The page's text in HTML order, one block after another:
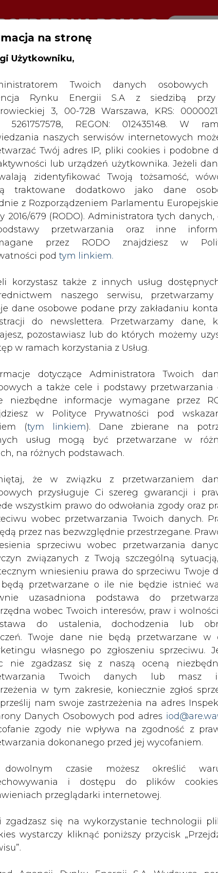
ZMIANY KADROWE NA RYNKU
na stronę
Użytkowniku,
Twoich danych osobowych
Rynku Energii S.A z siedzibą
3, 00-728 Warszawa, KRS:
5261757578, REGON: 012435148. W
naszych serwisów internetowych
Twój adres IP, pliki cookies i podobne
lub urządzeń użytkownika. Jeżeli
zidentyfikować Twoją tożsamość,
traktowane dodatkowo jako dane
z Rozporządzeniem Parlamentu
2016/679 (RODO). Administratora tych danych,
przetwarzania oraz inne
przez RODO znajdziesz w
pod tym linkiem.
korzystasz także z innych usług
naszego serwisu,
dane osobowe podane przy zakładaniu
do newslettera. Przetwarzamy dane,
pozostawiasz lub do których możemy
w ramach korzystania z Usług.
dotyczące Administratora Twoich
a także cele i podstawy przetwarzania
niezbędne informacje wymagane przez
w Polityce Prywatności pod
(tym linkiem). Dane zbierane na
usług mogą być przetwarzane w
na różnych podstawach.
że w związku z przetwarzaniem
przysługuje Ci szereg gwarancji i
wszystkim prawo do odwołania zgody oraz
wobec przetwarzania Twoich danych.
przez nas bezwzględnie przestrzegane.
sprzeciwu wobec przetwarzania
związanych z Twoją szczególną
wniesieniu prawa do sprzeciwu Twoje
przetwarzane o ile nie będzie istnieć
uzasadniona podstawa do
wobec Twoich interesów, praw i
do ustalenia, dochodzenia lub
Twoje dane nie będą przetwarzane w
własnego po zgłoszeniu sprzeciwu.
nie zgadzasz się z naszą oceną
Twoich danych lub masz
w tym zakresie, koniecznie zgłoś
prześlij nam swoje zastrzeżenia na adres
Danych Osobowych pod adres
zgody nie wpływa na zgodność z
dokonanego przed jej wycofaniem.
czasie możesz określić
i dostępu do plików
przeglądarki internetowej.
zgadzasz się na wykorzystanie technologii
wystarczy kliknąć poniższy przycisk
instalacja w Kozienicach
drukuj skomentuj udostępnij :
instalacji odsiarczającej
unijnych w zakresie ochrony
elektrownię prawie 60 mln USD i jest
elektroenergetyce. Instalację dla bloku 500
spółkami Hitachi i Tomen.
Fortum dotyczył dostawy urządzeń,
eksploatacji oraz szkolenia dla personelu i
mokrego odsiarczania spalin
spaliny z jednego bloku 500 MW,
emitowanych spalin i odprowadzanych
na szeroką skalę proekologiczne
wymogów Unii Europejskiej w
Artykuł powstał bez wsparcia narzędzi sztucznej
inteligencji. Wydawca portalu CIRE zgadza się na
publikacji do szkoleń treningowych LLM.
Przesłanie komentarza oznacza akceptację zasad korzystania
z portalu cire.pl